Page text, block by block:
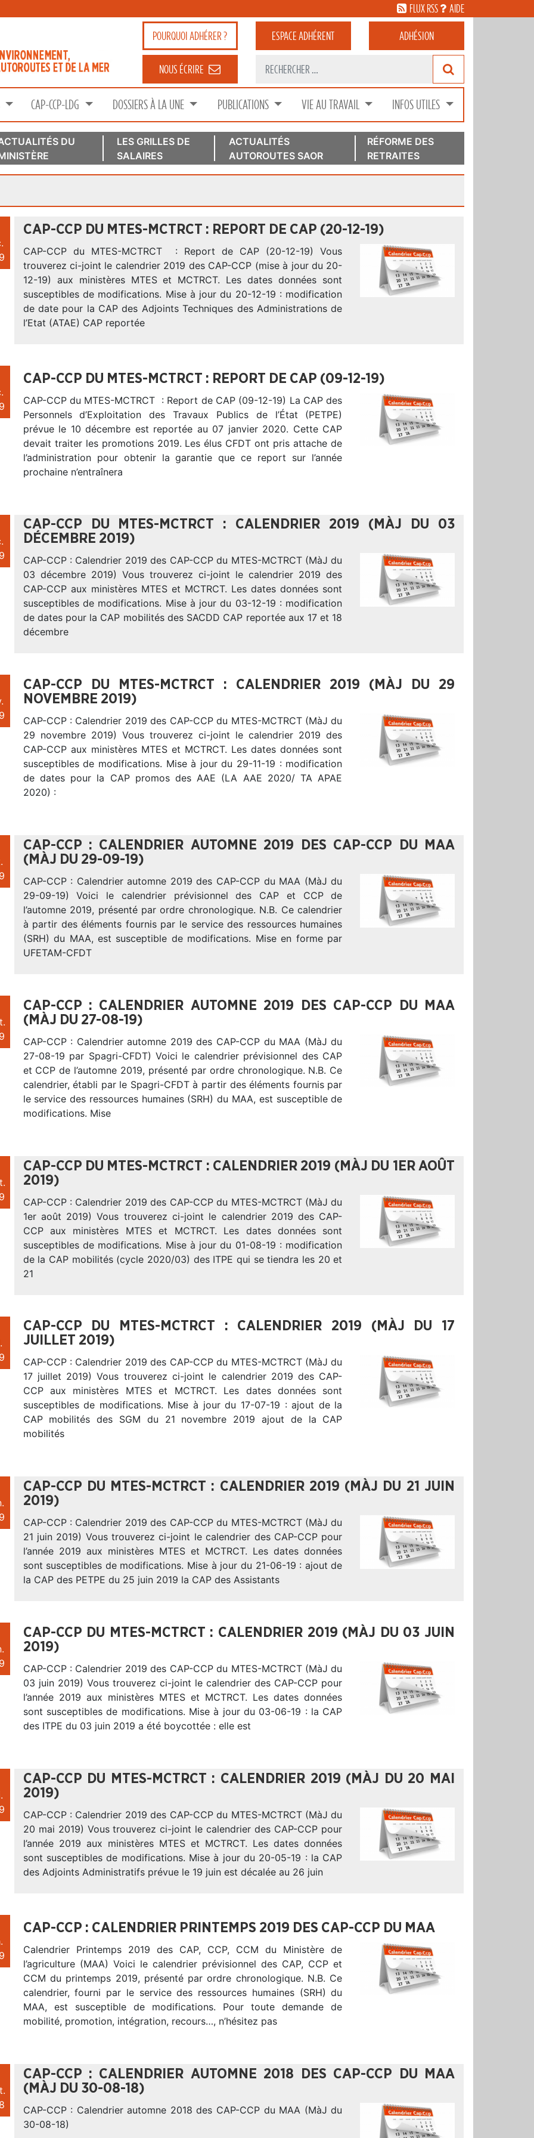
FLUX RSS AIDE
POURQUOIADHÉRER ? ESPACEADHÉRENT ADHÉSION
NOUS ÉCRIRE
CAP-CCP-LDG DOSSIERS À LA UNE PUBLICATIONS VIE AU TRAVAIL INFOS UTILES
DU
LES GRILLES DE
SALAIRES
ACTUALITÉS
AUTOROUTES SAOR
RÉFORME DES
RETRAITES
CAP-CCP DU MTES-MCTRCT : REPORT DE CAP (20-12-19)
CAP-CCP du MTES-MCTRCT : Report de CAP (20-12-19) Vous
trouverez ci-joint le calendrier 2019 des CAP-CCP (mise à jour du 20-
12-19) aux ministères MTES et MCTRCT. Les dates données sont
susceptibles de modifications. Mise à jour du 20-12-19 : modification
de date pour la CAP des Adjoints Techniques des Administrations de
l’Etat (ATAE) CAP reportée
CAP-CCP DU MTES-MCTRCT : REPORT DE CAP (09-12-19)
CAP-CCP du MTES-MCTRCT : Report de CAP (09-12-19) La CAP des
Personnels d’Exploitation des Travaux Publics de l’État (PETPE)
prévue le 10 décembre est reportée au 07 janvier 2020. Cette CAP
devait traiter les promotions 2019. Les élus CFDT ont pris attache de
l’administration pour obtenir la garantie que ce report sur l’année
prochaine n’entraînera
CAP-CCP DU MTES-MCTRCT : CALENDRIER 2019 (MÀJ DU 03
DÉCEMBRE 2019)
CAP-CCP : Calendrier 2019 des CAP-CCP du MTES-MCTRCT (MàJ du
03 décembre 2019) Vous trouverez ci-joint le calendrier 2019 des
CAP-CCP aux ministères MTES et MCTRCT. Les dates données sont
susceptibles de modifications. Mise à jour du 03-12-19 : modification
de dates pour la CAP mobilités des SACDD CAP reportée aux 17 et 18
décembre
CAP-CCP DU MTES-MCTRCT : CALENDRIER 2019 (MÀJ DU 29
NOVEMBRE 2019)
CAP-CCP : Calendrier 2019 des CAP-CCP du MTES-MCTRCT (MàJ du
29 novembre 2019) Vous trouverez ci-joint le calendrier 2019 des
CAP-CCP aux ministères MTES et MCTRCT. Les dates données sont
susceptibles de modifications. Mise à jour du 29-11-19 : modification
de dates pour la CAP promos des AAE (LA AAE 2020/ TA APAE
2020) :
CAP-CCP : CALENDRIER AUTOMNE 2019 DES CAP-CCP DU MAA
(MÀJ DU 29-09-19)
CAP-CCP : Calendrier automne 2019 des CAP-CCP du MAA (MàJ du
29-09-19) Voici le calendrier prévisionnel des CAP et CCP de
l’automne 2019, présenté par ordre chronologique. N.B. Ce calendrier
à partir des éléments fournis par le service des ressources humaines
(SRH) du MAA, est susceptible de modifications. Mise en forme par
UFETAM-CFDT
CAP-CCP : CALENDRIER AUTOMNE 2019 DES CAP-CCP DU MAA
(MÀJ DU 27-08-19)
CAP-CCP : Calendrier automne 2019 des CAP-CCP du MAA (MàJ du
27-08-19 par Spagri-CFDT) Voici le calendrier prévisionnel des CAP
et CCP de l’automne 2019, présenté par ordre chronologique. N.B. Ce
calendrier, établi par le Spagri-CFDT à partir des éléments fournis par
le service des ressources humaines (SRH) du MAA, est susceptible de
modifications. Mise
CAP-CCP DU MTES-MCTRCT : CALENDRIER 2019 (MÀJ DU 1ER AOÛT
2019)
CAP-CCP : Calendrier 2019 des CAP-CCP du MTES-MCTRCT (MàJ du
1er août 2019) Vous trouverez ci-joint le calendrier 2019 des CAP-
CCP aux ministères MTES et MCTRCT. Les dates données sont
susceptibles de modifications. Mise à jour du 01-08-19 : modification
de la CAP mobilités (cycle 2020/03) des ITPE qui se tiendra les 20 et
21
CAP-CCP DU MTES-MCTRCT : CALENDRIER 2019 (MÀJ DU 17
JUILLET 2019)
CAP-CCP : Calendrier 2019 des CAP-CCP du MTES-MCTRCT (MàJ du
17 juillet 2019) Vous trouverez ci-joint le calendrier 2019 des CAP-
CCP aux ministères MTES et MCTRCT. Les dates données sont
susceptibles de modifications. Mise à jour du 17-07-19 : ajout de la
CAP mobilités des SGM du 21 novembre 2019 ajout de la CAP
mobilités
CAP-CCP DU MTES-MCTRCT : CALENDRIER 2019 (MÀJ DU 21 JUIN
2019)
CAP-CCP : Calendrier 2019 des CAP-CCP du MTES-MCTRCT (MàJ du
21 juin 2019) Vous trouverez ci-joint le calendrier des CAP-CCP pour
l’année 2019 aux ministères MTES et MCTRCT. Les dates données
sont susceptibles de modifications. Mise à jour du 21-06-19 : ajout de
la CAP des PETPE du 25 juin 2019 la CAP des Assistants
CAP-CCP DU MTES-MCTRCT : CALENDRIER 2019 (MÀJ DU 03 JUIN
2019)
CAP-CCP : Calendrier 2019 des CAP-CCP du MTES-MCTRCT (MàJ du
03 juin 2019) Vous trouverez ci-joint le calendrier des CAP-CCP pour
l’année 2019 aux ministères MTES et MCTRCT. Les dates données
sont susceptibles de modifications. Mise à jour du 03-06-19 : la CAP
des ITPE du 03 juin 2019 a été boycottée : elle est
CAP-CCP DU MTES-MCTRCT : CALENDRIER 2019 (MÀJ DU 20 MAI
2019)
CAP-CCP : Calendrier 2019 des CAP-CCP du MTES-MCTRCT (MàJ du
20 mai 2019) Vous trouverez ci-joint le calendrier des CAP-CCP pour
l’année 2019 aux ministères MTES et MCTRCT. Les dates données
sont susceptibles de modifications. Mise à jour du 20-05-19 : la CAP
des Adjoints Administratifs prévue le 19 juin est décalée au 26 juin
CAP-CCP : CALENDRIER PRINTEMPS 2019 DES CAP-CCP DU MAA
Calendrier Printemps 2019 des CAP, CCP, CCM du Ministère de
l’agriculture (MAA) Voici le calendrier prévisionnel des CAP, CCP et
CCM du printemps 2019, présenté par ordre chronologique. N.B. Ce
calendrier, fourni par le service des ressources humaines (SRH) du
MAA, est susceptible de modifications. Pour toute demande de
mobilité, promotion, intégration, recours…, n’hésitez pas
CAP-CCP : CALENDRIER AUTOMNE 2018 DES CAP-CCP DU MAA
(MÀJ DU 30-08-18)
CAP-CCP : Calendrier automne 2018 des CAP-CCP du MAA (MàJ du
30-08-18)